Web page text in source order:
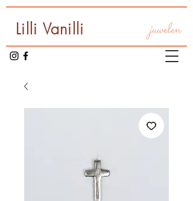
Lilli Vanilli juwelen